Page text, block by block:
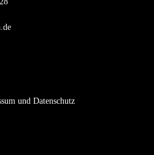
und Datenschutz